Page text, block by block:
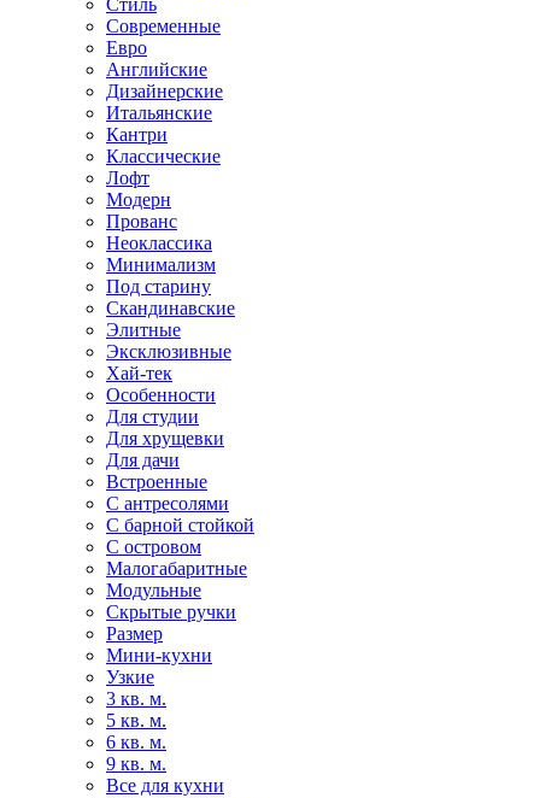
Стиль
Современные
Евро
Английские
Дизайнерские
Итальянские
Кантри
Классические
Лофт
Модерн
Прованс
Неоклассика
Минимализм
Под старину
Скандинавские
Элитные
Эксклюзивные
Хай-тек
Особенности
Для студии
Для хрущевки
Для дачи
Встроенные
С антресолями
С барной стойкой
С островом
Малогабаритные
Модульные
Скрытые ручки
Размер
Мини-кухни
Узкие
3 кв. м.
5 кв. м.
6 кв. м.
9 кв. м.
Все для кухни